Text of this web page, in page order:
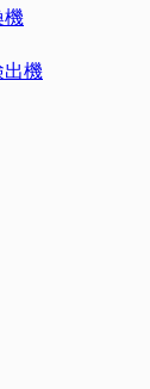
機
出機